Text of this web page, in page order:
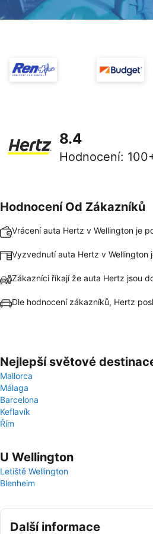
8.4
Hodnocení:
Hodnocení Od Zákazníků
Vrácení auta Hertz v Wellington je
Vyzvednutí auta Hertz v Wellington
Zákazníci říkají že auta Hertz jsou
Dle hodnocení zákazníků, Hertz
Nejlepší světové
Mallorca
Málaga
Barcelona
Keflavík
Řím
U Wellington
Letiště Wellington
Blenheim
Další informace